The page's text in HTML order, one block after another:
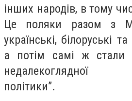
інших народів, в тому
Це поляки разом з
українські, білоруські
а потім самі ж стали
недалекоглядної
політики”.